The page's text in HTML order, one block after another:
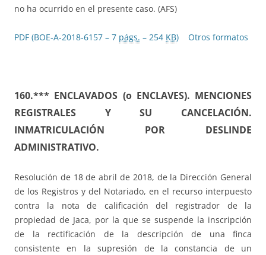
no ha ocurrido en el presente caso. (AFS)
PDF (BOE-A-2018-6157 – 7 págs. – 254 KB) Otros formatos
160.*** ENCLAVADOS (o ENCLAVES). MENCIONES
REGISTRALES Y SU CANCELACIÓN.
INMATRICULACIÓN POR DESLINDE
ADMINISTRATIVO.
Resolución de 18 de abril de 2018, de la Dirección General
de los Registros y del Notariado, en el recurso interpuesto
contra la nota de calificación del registrador de la
propiedad de Jaca, por la que se suspende la inscripción
de la rectificación de la descripción de una finca
consistente en la supresión de la constancia de un